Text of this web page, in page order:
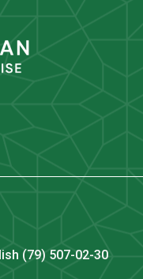
(79) 507-02-30